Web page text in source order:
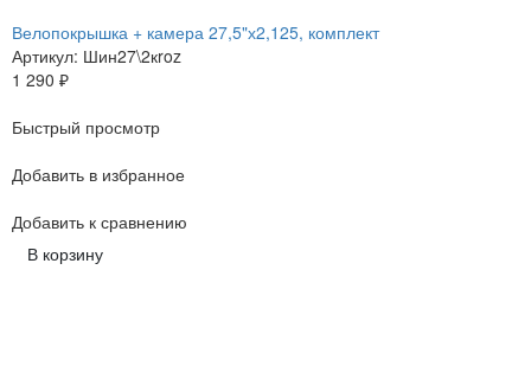
Велопокрышка + камера 27,5"х2,125, комплект
Артикул: Шин27\2кroz
1 290 ₽
Быстрый просмотр
Добавить в избранное
Добавить к сравнению
В корзину